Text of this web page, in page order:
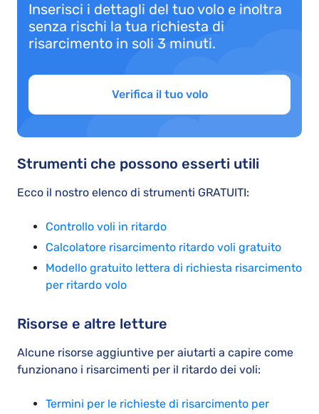
Inserisci i dettagli del tuo volo e inoltra
senza rischi la tua richiesta di
risarcimento in soli 3 minuti.
Verifica il tuo volo
Strumenti che possono esserti utili
Ecco il nostro elenco di strumenti GRATUITI:
Controllo voli in ritardo
Calcolatore risarcimento ritardo voli gratuito
Modello gratuito lettera di richiesta risarcimento
per ritardo volo
Risorse e altre letture
Alcune risorse aggiuntive per aiutarti a capire come
funzionano i risarcimenti per il ritardo dei voli:
Termini per le richieste di risarcimento per